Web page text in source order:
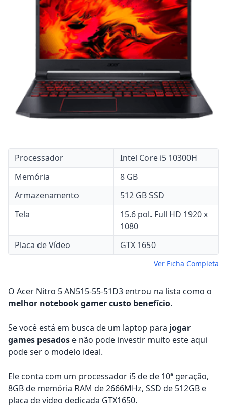
Processador
Intel Core i5 10300H
Memória
8 GB
Armazenamento
512 GB SSD
Tela
15.6 pol. Full HD 1920 x
1080
Placa de Vídeo
GTX 1650
Ver Ficha Completa
O Acer Nitro 5 AN515-55-51D3 entrou na lista como o
melhor notebook gamer custo benefício.
Se você está em busca de um laptop para jogar
games pesados e não pode investir muito este aqui
pode ser o modelo ideal.
Ele conta com um processador i5 de de 10ª geração,
8GB de memória RAM de 2666MHz, SSD de 512GB e
placa de vídeo dedicada GTX1650.